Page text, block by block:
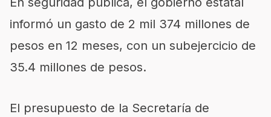
informó un gasto de 2 mil 374 millones de
pesos en 12 meses, con un subejercicio de
35.4 millones de pesos.
El presupuesto de la Secretaría de